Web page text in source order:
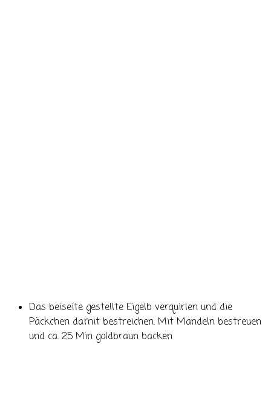
Das beiseite gestellte Eigelb verquirlen und die
Päckchen damit bestreichen. Mit Mandeln bestreuen
und ca. 25 Min goldbraun backen